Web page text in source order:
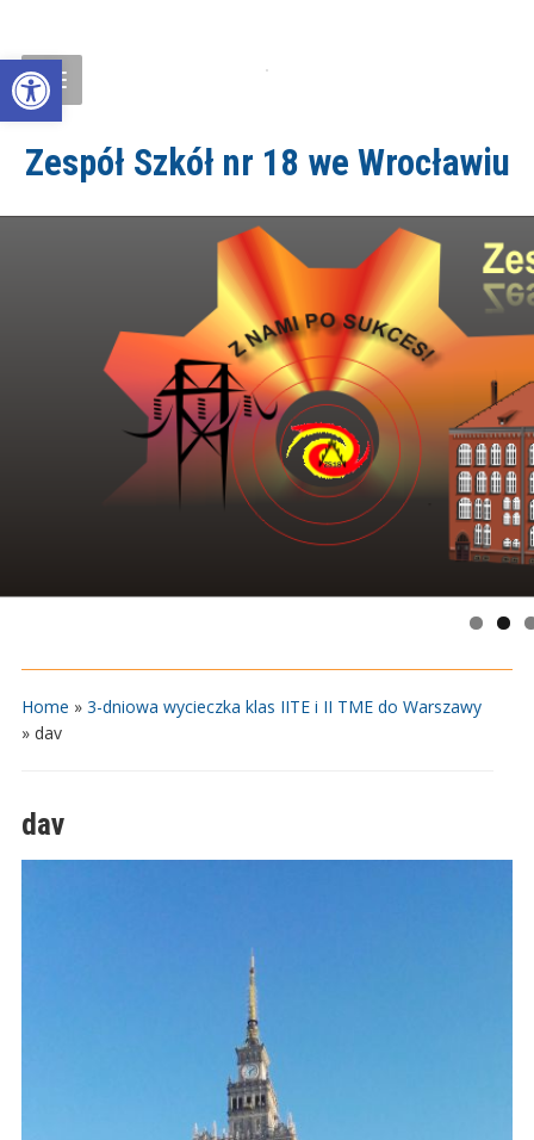
Open toolbar
Zespół Szkół nr 18 we Wrocławiu
Home » 3-dniowa wycieczka klas IITE i II TME do Warszawy
» dav
dav